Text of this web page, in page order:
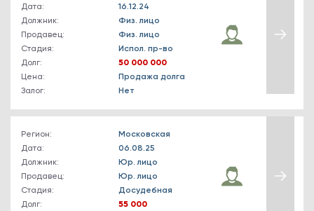
Дата:
16.12.24
Должник:
Физ. лицо
Продавец:
Физ. лицо
Стадия:
Испол. пр-во
Долг:
50 000 000
Цена:
Продажа долга
Залог:
Нет
Регион:
Московская
Дата:
06.08.25
Должник:
Юр. лицо
Продавец:
Юр. лицо
Стадия:
Досудебная
Долг:
55 000